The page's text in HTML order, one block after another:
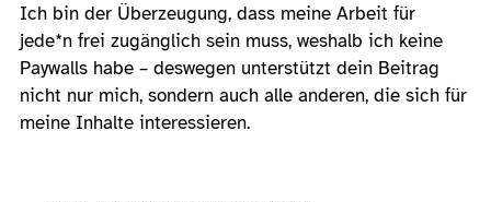
Ich bin der Überzeugung, dass meine Arbeit für
jede*n frei zugänglich sein muss, weshalb ich keine
Paywalls habe – deswegen unterstützt dein Beitrag
nicht nur mich, sondern auch alle anderen, die sich für
meine Inhalte interessieren.